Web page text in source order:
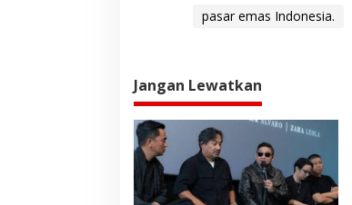
pasar emas Indonesia.
Jangan Lewatkan